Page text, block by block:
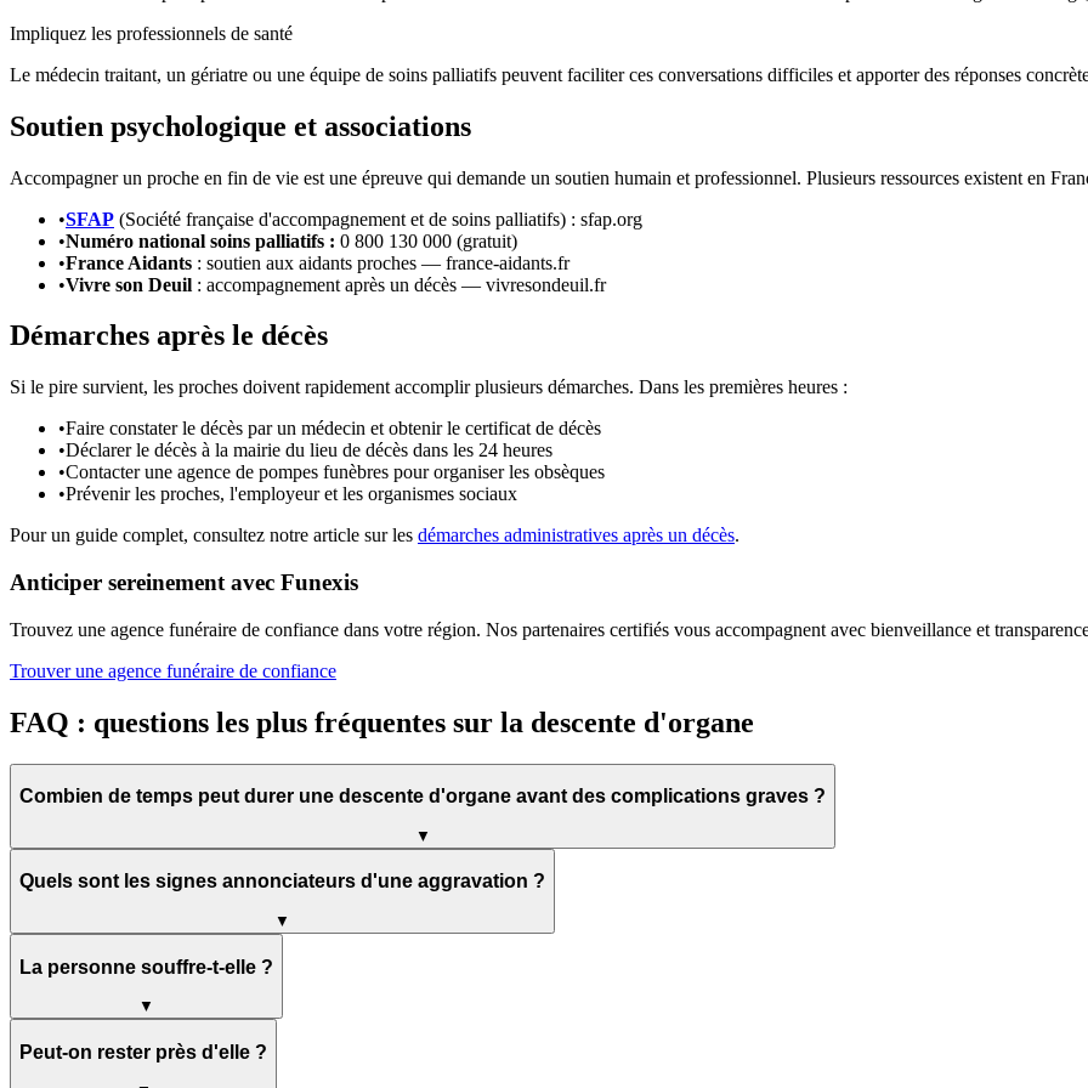
Impliquez les professionnels de santé
Le médecin traitant, un gériatre ou une équipe de soins palliatifs peuvent faciliter ces conversations difficiles et apporter des réponses
Soutien psychologique et associations
Accompagner un proche en fin de vie est une épreuve qui demande un soutien humain et professionnel. Plusieurs ressources existent en
•SFAP (Société française d'accompagnement et de soins palliatifs) : sfap.org
•Numéro national soins palliatifs : 0 800 130 000 (gratuit)
•France Aidants : soutien aux aidants proches — france-aidants.fr
•Vivre son Deuil : accompagnement après un décès — vivresondeuil.fr
Démarches après le décès
Si le pire survient, les proches doivent rapidement accomplir plusieurs démarches. Dans les premières heures :
•Faire constater le décès par un médecin et obtenir le certificat de décès
•Déclarer le décès à la mairie du lieu de décès dans les 24 heures
•Contacter une agence de pompes funèbres pour organiser les obsèques
•Prévenir les proches, l'employeur et les organismes sociaux
Pour un guide complet, consultez notre article sur les démarches administratives après un décès.
Anticiper sereinement avec Funexis
Trouvez une agence funéraire de confiance dans votre région. Nos partenaires certifiés vous accompagnent avec bienveillance et
Trouver une agence funéraire de confiance
FAQ : questions les plus fréquentes sur la descente d'organe
Combien de temps peut durer une descente d'organe avant des complications graves ?
▼
Quels sont les signes annonciateurs d'une aggravation ?
▼
La personne souffre-t-elle ?
▼
Peut-on rester près d'elle ?